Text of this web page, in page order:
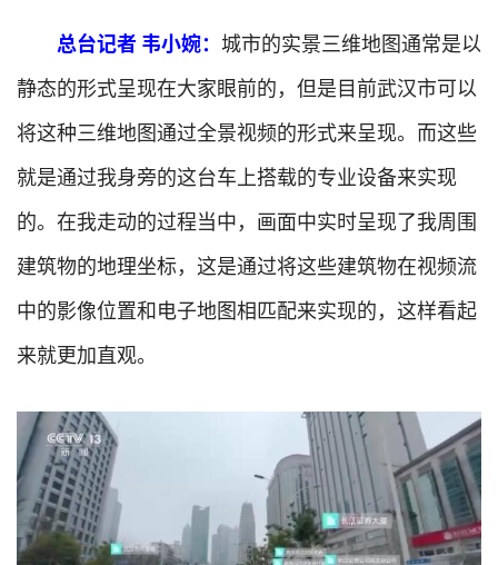
首
页
要
闻
公
司
总台记者 韦小婉： 城市的实景三维地图通常是以
静态的形式呈现在大家眼前的，但是目前武汉市可以
将这种三维地图通过全景视频的形式来呈现。而这些
就是通过我身旁的这台车上搭载的专业设备来实现
的。在我走动的过程当中，画面中实时呈现了我周围
建筑物的地理坐标，这是通过将这些建筑物在视频流
中的影像位置和电子地图相匹配来实现的，这样看起
来就更加直观。